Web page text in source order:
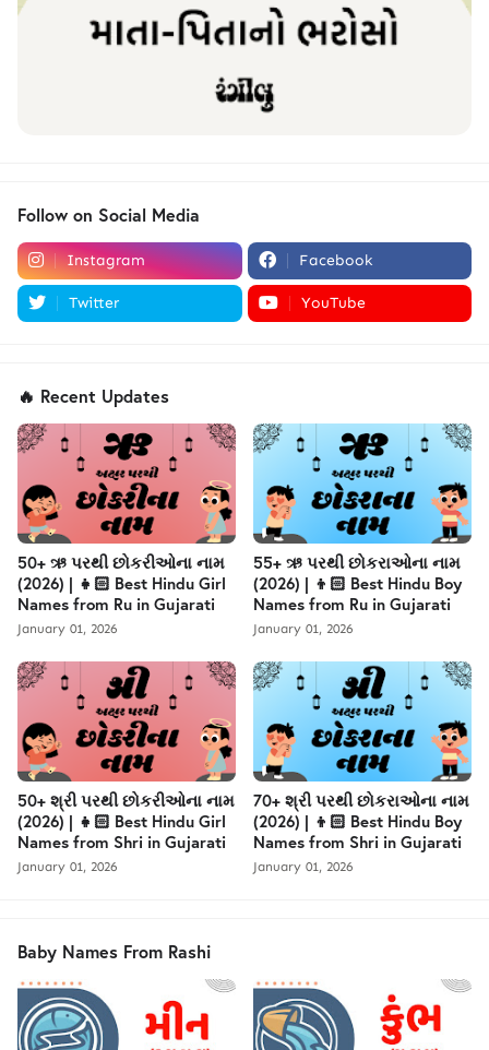
Follow on Social Media
Instagram Facebook
Twitter YouTube
🔥 Recent Updates
50+ ઋ પરથી છોકરીઓના નામ
(2026) | 👧🏻 Best Hindu Girl
Names from Ru in Gujarati
January 01, 2026
55+ ઋ પરથી છોકરાઓના નામ
(2026) | 👦🏻 Best Hindu Boy
Names from Ru in Gujarati
January 01, 2026
50+ શ્રી પરથી છોકરીઓના નામ
(2026) | 👧🏻 Best Hindu Girl
Names from Shri in Gujarati
January 01, 2026
70+ શ્રી પરથી છોકરાઓના નામ
(2026) | 👦🏻 Best Hindu Boy
Names from Shri in Gujarati
January 01, 2026
Baby Names From Rashi